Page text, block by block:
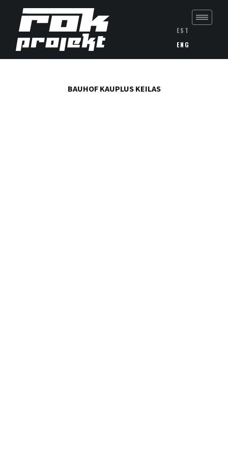
EST
ENG
BAUHOF KAUPLUS KEILAS